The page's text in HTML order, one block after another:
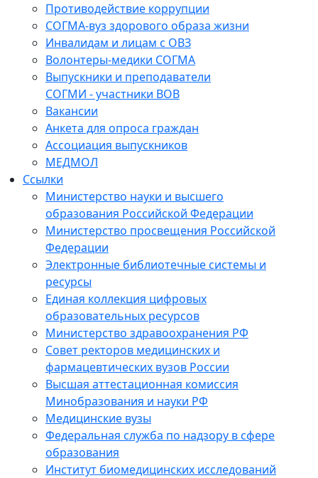
Противодействие коррупции
СОГМА-вуз здорового образа жизни
Инвалидам и лицам с ОВЗ
Волонтеры-медики СОГМА
Выпускники и преподаватели
СОГМИ - участники ВОВ
Вакансии
Анкета для опроса граждан
Ассоциация выпускников
МЕДМОЛ
Ссылки
Министерство науки и высшего
образования Российской Федерации
Министерство просвещения Российской
Федерации
Электронные библиотечные системы и
ресурсы
Единая коллекция цифровых
образовательных ресурсов
Министерство здравоохранения РФ
Совет ректоров медицинских и
фармацевтических вузов России
Высшая аттестационная комиссия
Минобразования и науки РФ
Медицинские вузы
Федеральная служба по надзору в сфере
образования
Институт биомедицинских исследований